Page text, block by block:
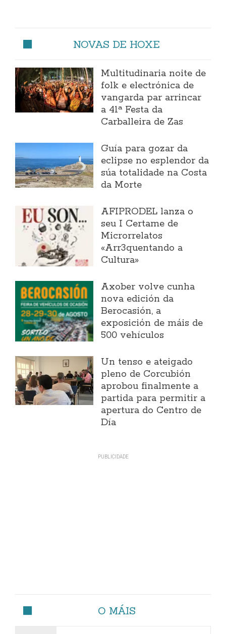
NOVAS DE HOXE
Multitudinaria noite de
folk e electrónica de
vangarda par arrincar
a 41ª Festa da
Carballeira de Zas
Guía para gozar da
eclipse no esplendor da
súa totalidade na Costa
da Morte
AFIPRODEL lanza o
seu I Certame de
Microrrelatos
«Arr3quentando a
Cultura»
Axober volve cunha
nova edición da
Berocasión, a
exposición de máis de
500 vehículos
Un tenso e ateigado
pleno de Corcubión
aprobou finalmente a
partida para permitir a
apertura do Centro de
Día
O MÁIS